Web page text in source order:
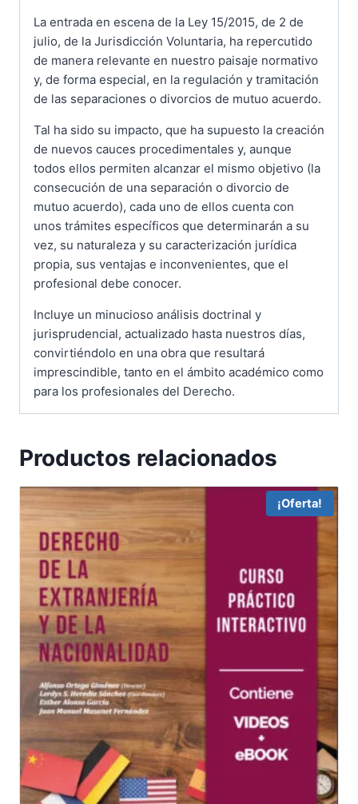
La entrada en escena de la Ley 15/2015, de 2 de
julio, de la Jurisdicción Voluntaria, ha repercutido
de manera relevante en nuestro paisaje normativo
y, de forma especial, en la regulación y tramitación
de las separaciones o divorcios de mutuo acuerdo.
Tal ha sido su impacto, que ha supuesto la creación
de nuevos cauces procedimentales y, aunque
todos ellos permiten alcanzar el mismo objetivo (la
consecución de una separación o divorcio de
mutuo acuerdo), cada uno de ellos cuenta con
unos trámites específicos que determinarán a su
vez, su naturaleza y su caracterización jurídica
propia, sus ventajas e inconvenientes, que el
profesional debe conocer.
Incluye un minucioso análisis doctrinal y
jurisprudencial, actualizado hasta nuestros días,
convirtiéndolo en una obra que resultará
imprescindible, tanto en el ámbito académico como
para los profesionales del Derecho.
Productos relacionados
¡Oferta!